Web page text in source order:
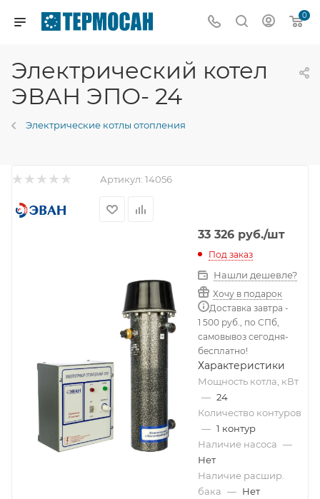
0
Электрический котел
ЭВАН ЭПО- 24
Электрические котлы отопления
Артикул: 14056
33 326 руб./шт
Под заказ
Нашли дешевле?
Хочу в подарок
Доставка завтра -
1 500 руб., по СПб,
самовывоз сегодня-
бесплатно!
Характеристики
Мощность котла, кВт
— 24
Количество контуров
— 1 контур
Наличие насоса —
Нет
Наличие расшир.
бака — Нет